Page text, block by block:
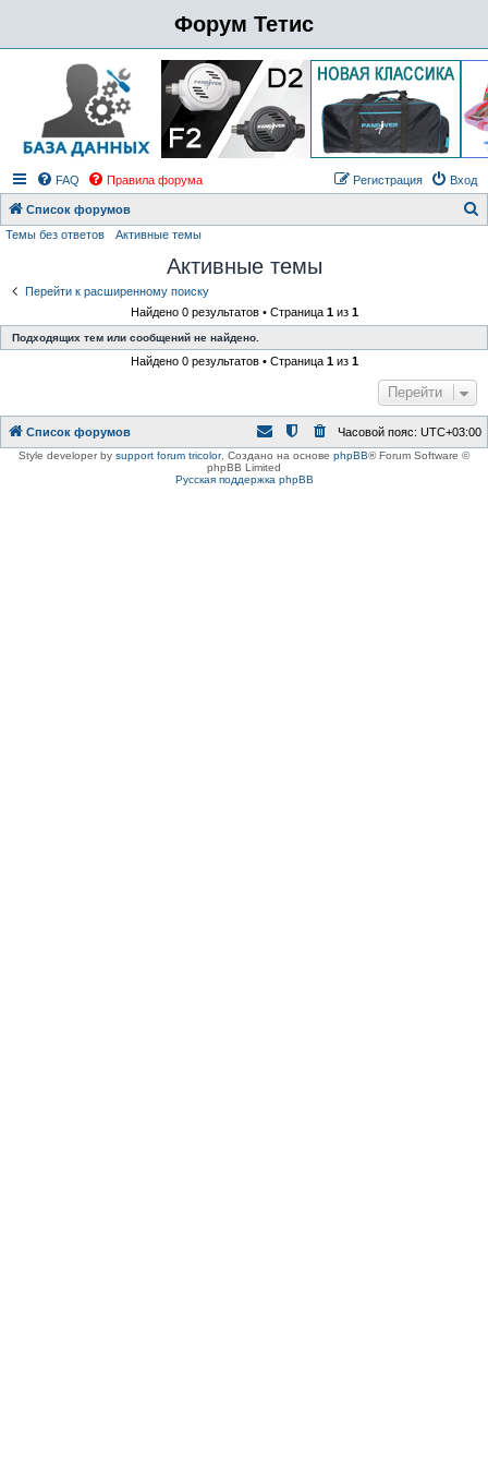
Форум Тетис
FAQ Правила форума Вход
Регистрация
Список форумов
Темы без ответов Активные темы
Активные темы
Перейти к расширенному поиску
Найдено 0 результатов • Страница 1из 1
Подходящих тем или сообщений не найдено.
Найдено 0 результатов • Страница 1из 1
Перейти
Список форумов Часовой пояс: UTC+03:00
Style developer by support forum tricolor, Создано на основе phpBB® Forum Software ©
phpBB Limited
Русская поддержка phpBB